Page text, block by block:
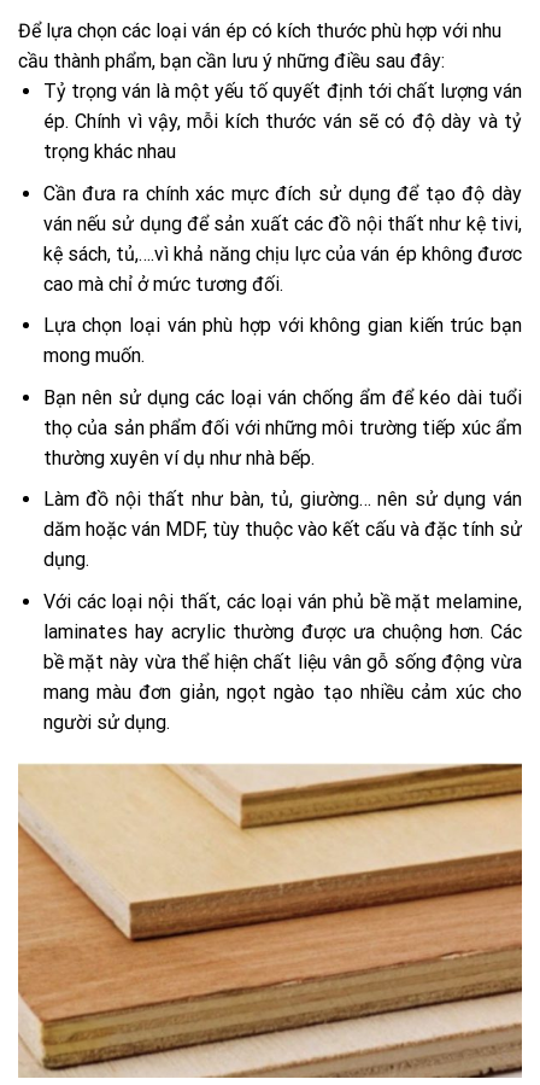
Để lựa chọn các loại ván ép có kích thước phù hợp với nhu
cầu thành phẩm, bạn cần lưu ý những điều sau đây:
Tỷ trọng ván là một yếu tố quyết định tới chất lượng ván
ép. Chính vì vậy, mỗi kích thước ván sẽ có độ dày và tỷ
trọng khác nhau
Cần đưa ra chính xác mực đích sử dụng để tạo độ dày
ván nếu sử dụng để sản xuất các đồ nội thất như kệ tivi,
kệ sách, tủ,….vì khả năng chịu lực của ván ép không đươc
cao mà chỉ ở mức tương đối.
Lựa chọn loại ván phù hợp với không gian kiến trúc bạn
mong muốn.
Bạn nên sử dụng các loại ván chống ẩm để kéo dài tuổi
thọ của sản phẩm đối với những môi trường tiếp xúc ẩm
thường xuyên ví dụ như nhà bếp.
Làm đồ nội thất như bàn, tủ, giường… nên sử dụng ván
dăm hoặc ván MDF, tùy thuộc vào kết cấu và đặc tính sử
dụng.
Với các loại nội thất, các loại ván phủ bề mặt melamine,
laminates hay acrylic thường được ưa chuộng hơn. Các
bề mặt này vừa thể hiện chất liệu vân gỗ sống động vừa
mang màu đơn giản, ngọt ngào tạo nhiều cảm xúc cho
người sử dụng.